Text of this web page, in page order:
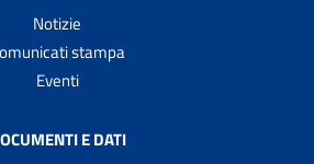
Notizie
stampa
Eventi
E DATI